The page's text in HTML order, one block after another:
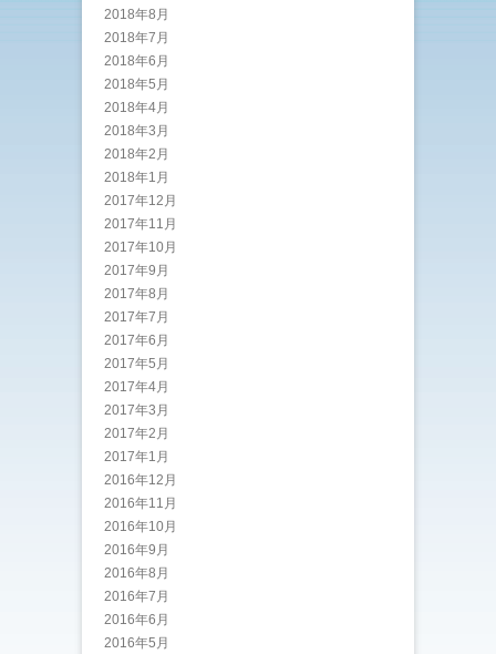
2018年8月
2018年7月
2018年6月
2018年5月
2018年4月
2018年3月
2018年2月
2018年1月
2017年12月
2017年11月
2017年10月
2017年9月
2017年8月
2017年7月
2017年6月
2017年5月
2017年4月
2017年3月
2017年2月
2017年1月
2016年12月
2016年11月
2016年10月
2016年9月
2016年8月
2016年7月
2016年6月
2016年5月